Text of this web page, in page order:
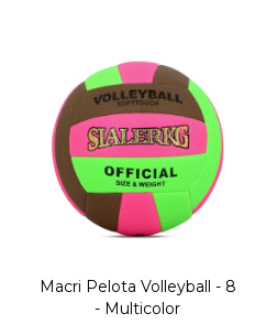
Macri Pelota Volleyball - 8
- Multicolor